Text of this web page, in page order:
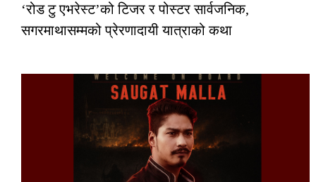
‘रोड टु एभरेस्ट’को टिजर र पोस्टर सार्वजनिक,
सगरमाथासम्मको प्रेरणादायी यात्राको कथा